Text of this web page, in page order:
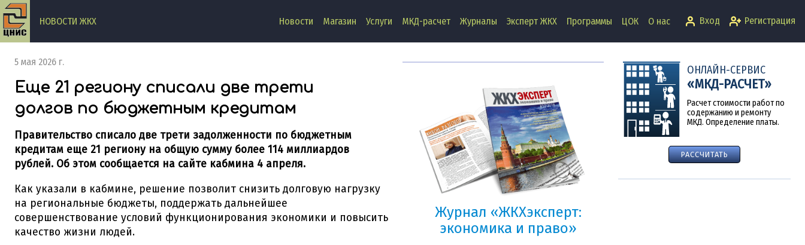
НОВОСТИ ЖКХ Новости Магазин Услуги МКД-расчет Журналы Эксперт ЖКХ Программы ЦОК О нас Вход Регистрация
5 мая 2026 г.
Еще 21 региону списали две трети
долгов по бюджетным кредитам
Правительство списало две трети задолженности по бюджетным
кредитам еще 21 региону на общую сумму более 114 миллиардов
рублей. Об этом сообщается на сайте кабмина 4 апреля.
Как указали в кабмине, решение позволит снизить долговую нагрузку
на региональные бюджеты, поддержать дальнейшее
совершенствование условий функционирования экономики и повысить
качество жизни людей.
новости
Журнал «ЖКХэксперт:
экономика и право»
ОНЛАЙН-СЕРВИС
«МКД-РАСЧЕТ»
Расчет стоимости работ по
содержанию и ремонту
МКД. Определение платы.
РАССЧИТАТЬ